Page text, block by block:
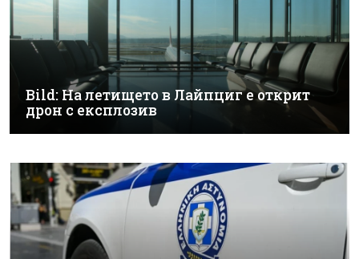
Bild: На летището в Лайпциг е открит
дрон с експлозив